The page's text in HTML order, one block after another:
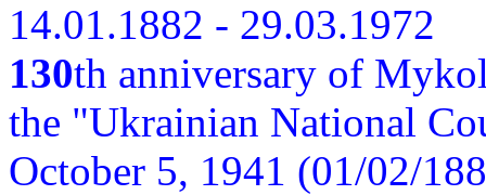
14.01.1882 - 29.03.1972
130th anniversary of
the "Ukrainian National
October 5, 1941 (01/02/